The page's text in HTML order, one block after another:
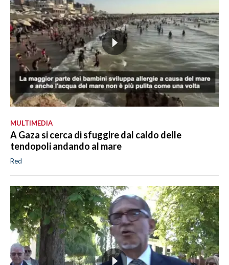
MULTIMEDIA
A Gaza si cerca di sfuggire dal caldo delle
tendopoli andando al mare
Red